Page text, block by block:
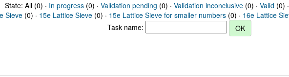
State: All (0) · In progress(0) · Validation pending (0) · Validation inconclusive(0) · Valid (0) ·
Sieve (0) · 15e Lattice Sieve (0) · 15e Lattice Sieve for smaller numbers (0) · 16e Lattice
Task name: